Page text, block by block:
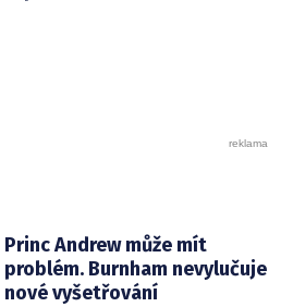
Princ Andrew může mít
problém. Burnham nevylučuje
nové vyšetřování